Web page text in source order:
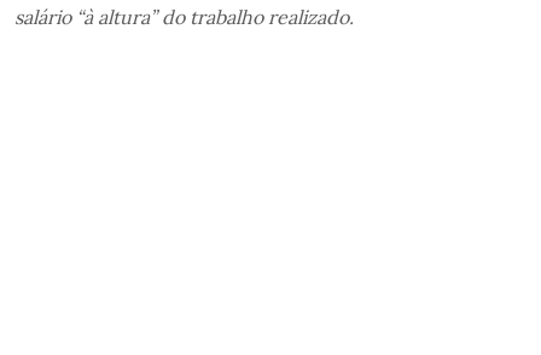
salário “à altura” do trabalho realizado.